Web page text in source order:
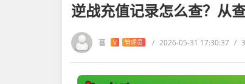
逆战充值记录怎么查？从
喜 V 管理员 / 2026-05-31 17:30:37 /